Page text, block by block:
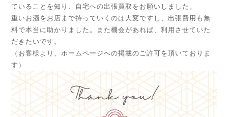
ていることを知り、自宅への出張買取をお願いしました。
重いお酒をお店まで持っていくのは大変ですし、出張費用も無
料で本当に助かりました。また機会があれば、利用させていた
だきたいです。
（お客様より、ホームページへの掲載のご許可を頂いておりま
す）